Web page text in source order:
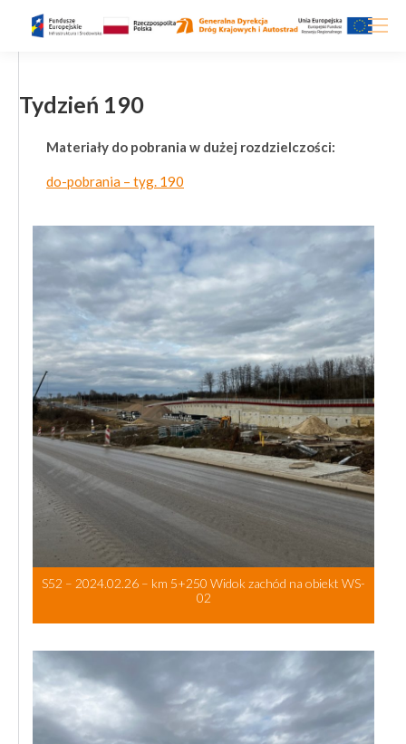
Tydzień 190
Materiały do pobrania w dużej rozdzielczości:
do-pobrania – tyg. 190
S52 – 2024.02.26 – km 5+250 Widok zachód na obiekt WS-
02